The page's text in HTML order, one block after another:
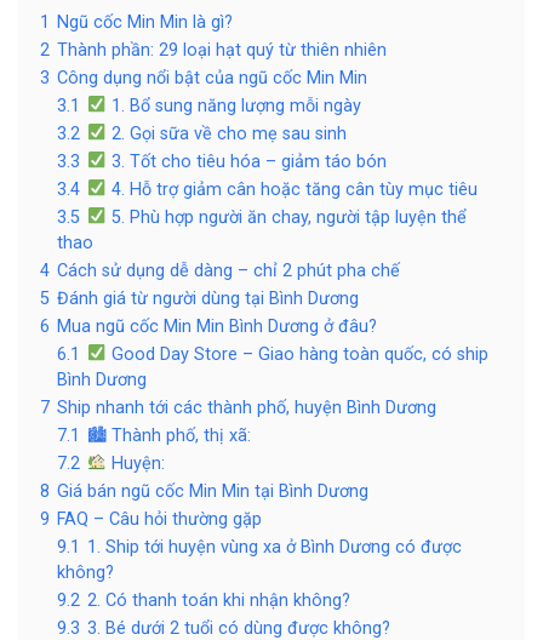
1
Ngũ cốc Min Min là gì?
2 Thành phần: 29 loại hạt quý từ thiên nhiên
3 Công dụng nổi bật của ngũ cốc Min Min
3.1
1. Bổ sung năng lượng mỗi ngày
3.2
2. Gọi sữa về cho mẹ sau sinh
3.3
3. Tốt cho tiêu hóa – giảm táo bón
3.4
4. Hỗ trợ giảm cân hoặc tăng cân tùy mục tiêu
3.5
5. Phù hợp người ăn chay, người tập luyện thể
thao
4 Cách sử dụng dễ dàng – chỉ 2 phút pha chế
5 Đánh giá từ người dùng tại Bình Dương
6 Mua ngũ cốc Min Min Bình Dương ở đâu?
6.1
Good Day Store – Giao hàng toàn quốc, có ship
Bình Dương
7 Ship nhanh tới các thành phố, huyện Bình Dương
7.1 🏙 Thành phố, thị xã:
7.2
Huyện:
8 Giá bán ngũ cốc Min Min tại Bình Dương
9 FAQ – Câu hỏi thường gặp
9.1 1. Ship tới huyện vùng xa ở Bình Dương có được
không?
9.2 2. Có thanh toán khi nhận không?
9.3 3. Bé dưới 2 tuổi có dùng được không?